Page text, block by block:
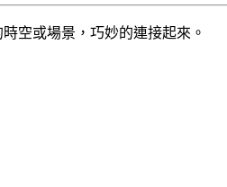
空或場景，巧妙的連接起來。